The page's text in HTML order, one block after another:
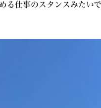
る仕事のスタンスみたい